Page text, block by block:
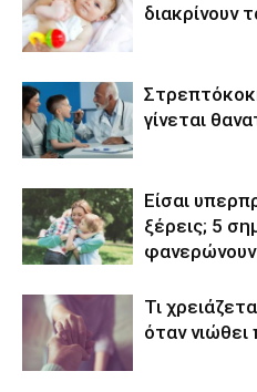
διακρίνουν
γίνεται
Είσαι
ξέρεις; 5
φανερώνουν
Τι
όταν